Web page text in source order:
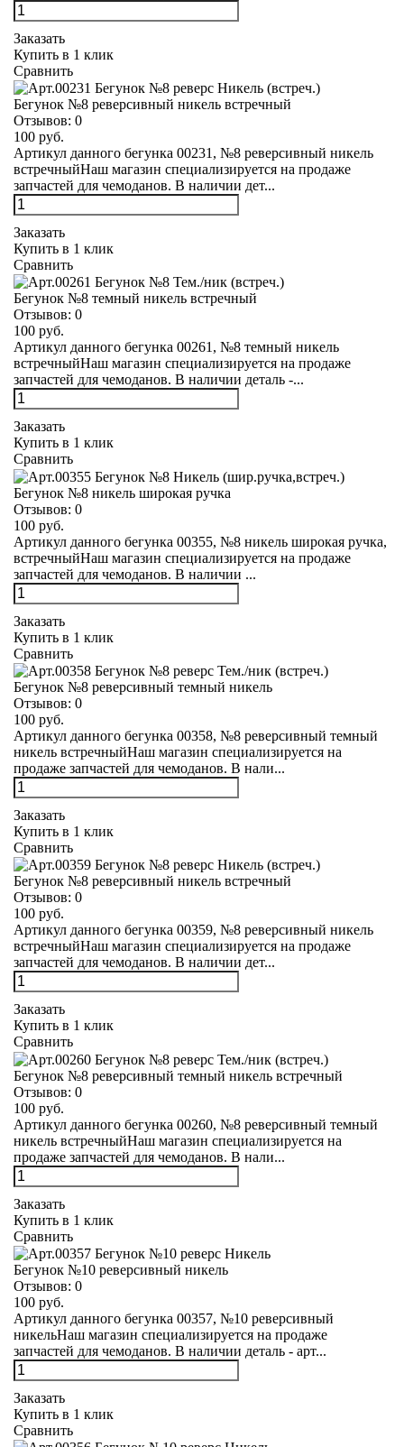
Заказать
Купить в 1 клик
Сравнить
Бегунок №8 реверсивный никель встречный
Отзывов: 0
100 руб.
Артикул данного бегунка 00231, №8 реверсивный никель
встречныйНаш магазин специализируется на продаже
запчастей для чемоданов. В наличии дет...
Заказать
Купить в 1 клик
Сравнить
Бегунок №8 темный никель встречный
Отзывов: 0
100 руб.
Артикул данного бегунка 00261, №8 темный никель
встречныйНаш магазин специализируется на продаже
запчастей для чемоданов. В наличии деталь -...
Заказать
Купить в 1 клик
Сравнить
Бегунок №8 никель широкая ручка
Отзывов: 0
100 руб.
Артикул данного бегунка 00355, №8 никель широкая ручка,
встречныйНаш магазин специализируется на продаже
запчастей для чемоданов. В наличии ...
Заказать
Купить в 1 клик
Сравнить
Бегунок №8 реверсивный темный никель
Отзывов: 0
100 руб.
Артикул данного бегунка 00358, №8 реверсивный темный
никель встречныйНаш магазин специализируется на
продаже запчастей для чемоданов. В нали...
Заказать
Купить в 1 клик
Сравнить
Бегунок №8 реверсивный никель встречный
Отзывов: 0
100 руб.
Артикул данного бегунка 00359, №8 реверсивный никель
встречныйНаш магазин специализируется на продаже
запчастей для чемоданов. В наличии дет...
Заказать
Купить в 1 клик
Сравнить
Бегунок №8 реверсивный темный никель встречный
Отзывов: 0
100 руб.
Артикул данного бегунка 00260, №8 реверсивный темный
никель встречныйНаш магазин специализируется на
продаже запчастей для чемоданов. В нали...
Заказать
Купить в 1 клик
Сравнить
Бегунок №10 реверсивный никель
Отзывов: 0
100 руб.
Артикул данного бегунка 00357, №10 реверсивный
никельНаш магазин специализируется на продаже
запчастей для чемоданов. В наличии деталь - арт...
Заказать
Купить в 1 клик
Сравнить